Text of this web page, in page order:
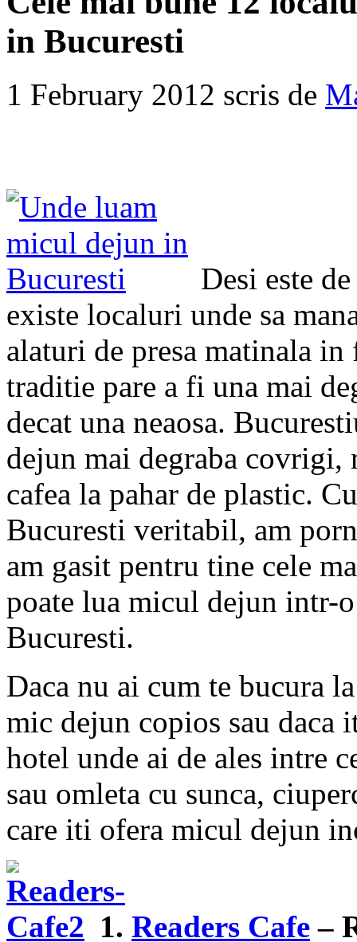
in Bucuresti
1 February 2012 scris de
Desi este
existe localuri unde sa
alaturi de presa matinala
traditie pare a fi una mai
decat una neaosa.
dejun mai degraba covrigi,
cafea la pahar de plastic.
Bucuresti veritabil, am
am gasit pentru tine cele
poate lua micul dejun intr-
Bucuresti.
Daca nu ai cum te bucura
mic dejun copios sau daca
hotel unde ai de ales intre
sau omleta cu sunca,
care iti ofera micul dejun
1. Readers Cafe –